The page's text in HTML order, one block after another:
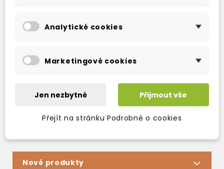
BOOK
332 Kč -15% 282 Kč 406 Kč
Zobrazení 1-4 z 4 položek
Nové produkty
Analytické cookies
Marketingové cookies
Jen nezbytné Přijmout vše
Přejít na stránku Podrobně o cookies